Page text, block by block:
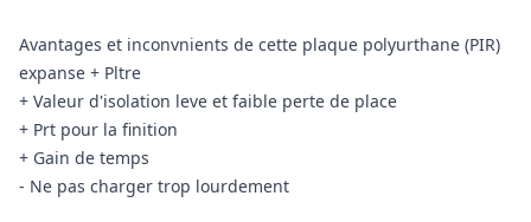
Avantages et inconvnients de cette plaque polyurthane (PIR)
expanse + Pltre
+ Valeur d'isolation leve et faible perte de place
+ Prt pour la finition
+ Gain de temps
- Ne pas charger trop lourdement